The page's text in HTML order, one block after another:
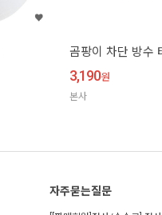
곰팡이 차단 방수
3,190원
본사
자주묻는질문